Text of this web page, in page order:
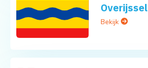
Overijssel
Bekijk